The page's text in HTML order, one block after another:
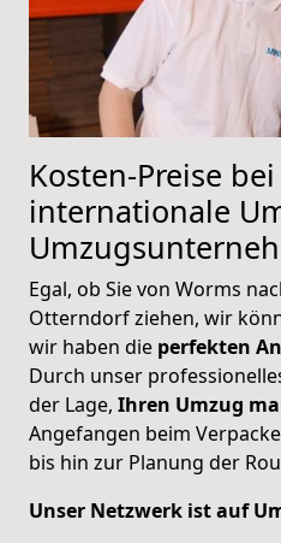
Kosten-Preise
internationale
Egal, ob Sie von Worms
Otterndorf ziehen, wir
wir haben die perfekten
Durch unser
der Lage, Ihren Umzug
Angefangen beim
bis hin zur Planung der
Unser Netzwerk ist auf